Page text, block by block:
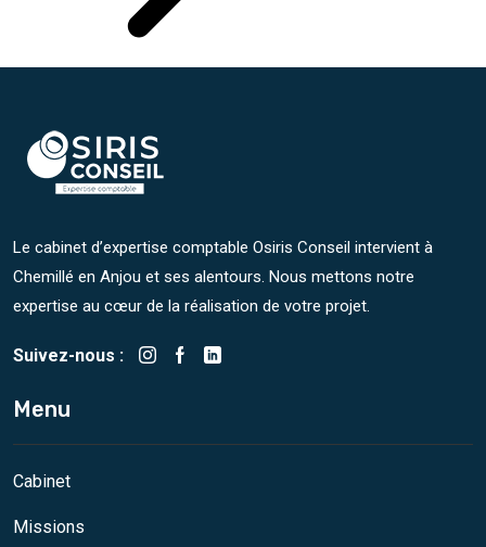
Le cabinet d’expertise comptable Osiris Conseil intervient à
Chemillé en Anjou et ses alentours. Nous mettons notre
expertise au cœur de la réalisation de votre projet.
Suivez-nous :
Menu
Cabinet
Missions